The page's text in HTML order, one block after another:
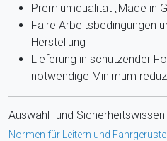
Premiumqualität „Made in
Faire Arbeitsbedingungen
Herstellung
Lieferung in schützender
notwendige Minimum
Auswahl- und Sicherheitswissen
Normen für Leitern und Fahrgerüste